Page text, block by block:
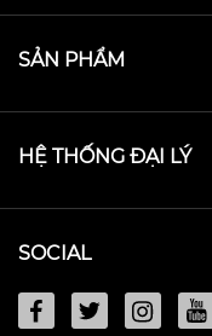
SẢN PHẨM
HỆ THỐNG ĐẠI LÝ
SOCIAL